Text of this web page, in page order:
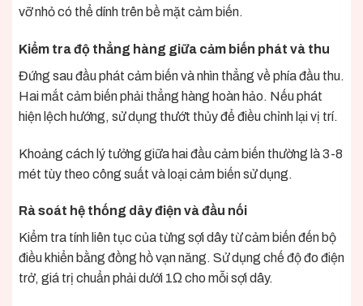
vỡ nhỏ có thể dính trên bề mặt cảm biến.
Kiểm tra độ thẳng hàng giữa cảm biến phát và thu
Đứng sau đầu phát cảm biến và nhìn thẳng về phía đầu thu.
Hai mắt cảm biến phải thẳng hàng hoàn hảo. Nếu phát
hiện lệch hướng, sử dụng thướt thủy để điều chỉnh lại vị trí.
Khoảng cách lý tưởng giữa hai đầu cảm biến thường là 3-8
mét tùy theo công suất và loại cảm biến sử dụng.
Rà soát hệ thống dây điện và đầu nối
Kiểm tra tính liên tục của từng sợi dây từ cảm biến đến bộ
điều khiển bằng đồng hồ vạn năng. Sử dụng chế độ đo điện
trở, giá trị chuẩn phải dưới 1Ω cho mỗi sợi dây.